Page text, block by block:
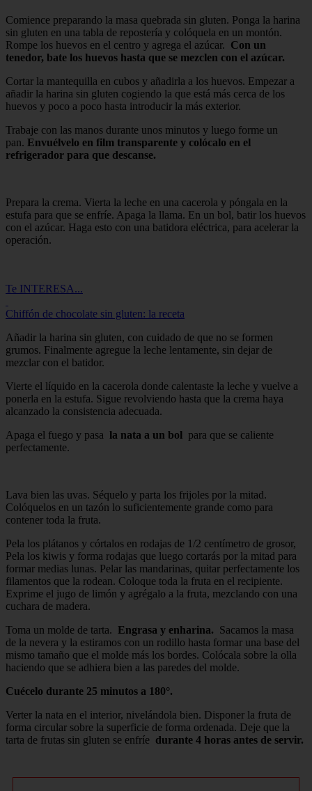
Comience preparando la masa quebrada sin gluten. Ponga la harina
sin gluten en una tabla de repostería y colóquela en un montón.
Rompe los huevos en el centro y agrega el azúcar. Con un
tenedor, bate los huevos hasta que se mezclen con el azúcar.
Cortar la mantequilla en cubos y añadirla a los huevos. Empezar a
añadir la harina sin gluten cogiendo la que está más cerca de los
huevos y poco a poco hasta introducir la más exterior.
Trabaje con las manos durante unos minutos y luego forme un
pan. Envuélvelo en film transparente y colócalo en el
refrigerador para que descanse.
Prepara la crema. Vierta la leche en una cacerola y póngala en la
estufa para que se enfríe. Apaga la llama. En un bol, batir los huevos
con el azúcar. Haga esto con una batidora eléctrica, para acelerar la
operación.
Te INTERESA...
Chiffón de chocolate sin gluten: la receta
Añadir la harina sin gluten, con cuidado de que no se formen
grumos. Finalmente agregue la leche lentamente, sin dejar de
mezclar con el batidor.
Vierte el líquido en la cacerola donde calentaste la leche y vuelve a
ponerla en la estufa. Sigue revolviendo hasta que la crema haya
alcanzado la consistencia adecuada.
Apaga el fuego y pasa la nata a un bol para que se caliente
perfectamente.
Lava bien las uvas. Séquelo y parta los frijoles por la mitad.
Colóquelos en un tazón lo suficientemente grande como para
contener toda la fruta.
Pela los plátanos y córtalos en rodajas de 1/2 centímetro de grosor,
Pela los kiwis y forma rodajas que luego cortarás por la mitad para
formar medias lunas. Pelar las mandarinas, quitar perfectamente los
filamentos que la rodean. Coloque toda la fruta en el recipiente.
Exprime el jugo de limón y agrégalo a la fruta, mezclando con una
cuchara de madera.
Toma un molde de tarta. Engrasa y enharina. Sacamos la masa
de la nevera y la estiramos con un rodillo hasta formar una base del
mismo tamaño que el molde más los bordes. Colócala sobre la olla
haciendo que se adhiera bien a las paredes del molde.
Cuécelo durante 25 minutos a 180°.
Verter la nata en el interior, nivelándola bien. Disponer la fruta de
forma circular sobre la superficie de forma ordenada. Deje que la
tarta de frutas sin gluten se enfríe durante 4 horas antes de servir.